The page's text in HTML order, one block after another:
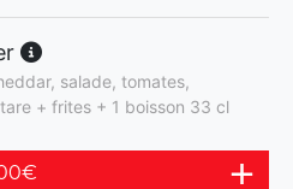
salade, tomates,
+ frites + 1 boisson 33 cl
€